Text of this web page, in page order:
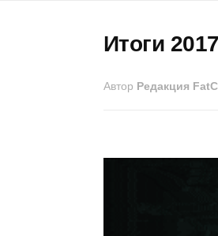
Итоги
Автор Редакция